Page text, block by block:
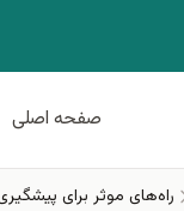
صفحه اصلی
راه‌های موثر برای